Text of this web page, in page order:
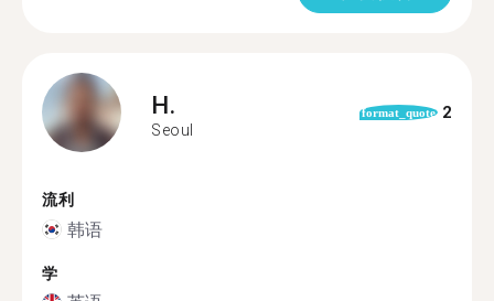
H.
Seoul
format_quote 2
流利
韩语
学